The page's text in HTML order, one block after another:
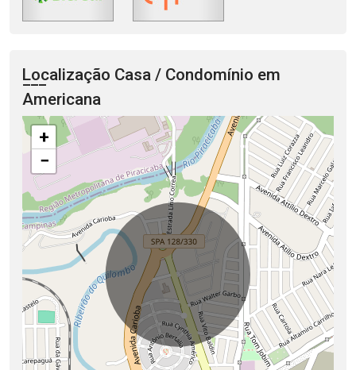
Localização Casa / Condomínio em
Americana
+
−